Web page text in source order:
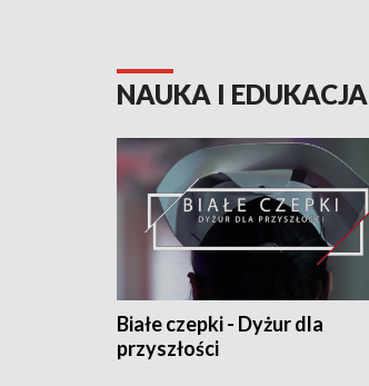
NAUKA I EDUKACJA
Białe czepki - Dyżur dla
przyszłości